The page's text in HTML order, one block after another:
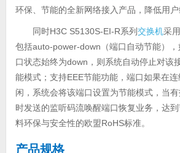
环保、节能的全新网络接入产品，降低用户
同时H3C S5130S-EI-R系列交换机采
包括auto-power-down（端口自动节能）
口状态始终为down，则系统自动停止对该
能模式；支持EEE节能功能，端口如果在
闲，系统会将该端口设置为节能模式，当
时发送的监听码流唤醒端口恢复业务，达
料环保与安全性的欧盟RoHS标准。
产品规格